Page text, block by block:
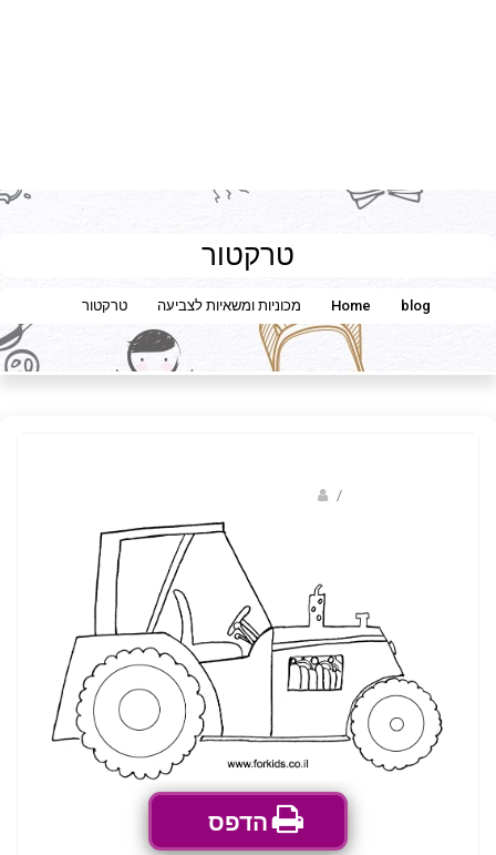
טרקטור
Home blog מכוניות ומשאיות לצביעה טרקטור
/
הדפס